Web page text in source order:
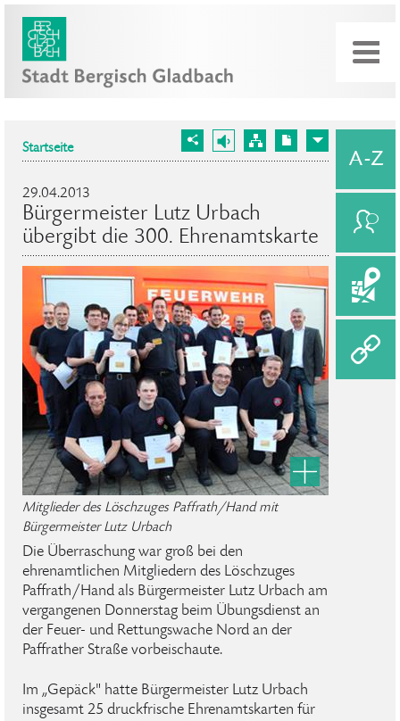
Startseite
29.04.2013
Bürgermeister Lutz Urbach
übergibt die 300. Ehrenamtskarte
Mitglieder des Löschzuges Paffrath/Hand mit
Bürgermeister Lutz Urbach
Die Überraschung war groß bei den
ehrenamtlichen Mitgliedern des Löschzuges
Paffrath/Hand als Bürgermeister Lutz Urbach am
vergangenen Donnerstag beim Übungsdienst an
der Feuer- und Rettungswache Nord an der
Paffrather Straße vorbeischaute.
Im „Gepäck" hatte Bürgermeister Lutz Urbach
insgesamt 25 druckfrische Ehrenamtskarten für